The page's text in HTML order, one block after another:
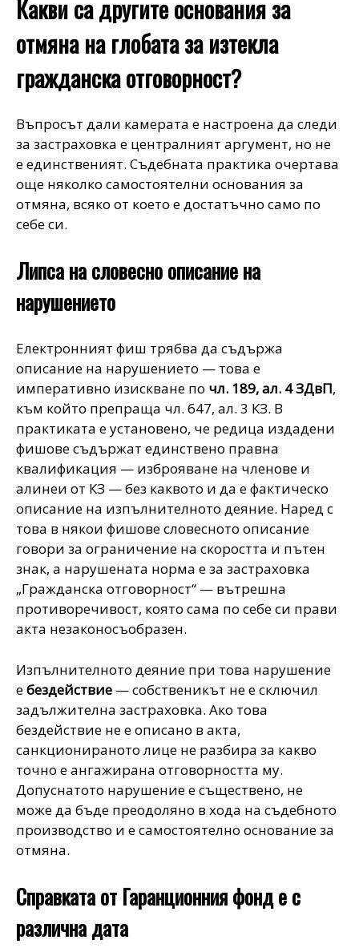
Какви са другите основания за
отмяна на глобата за изтекла
гражданска отговорност?
Въпросът дали камерата е настроена да следи
за застраховка е централният аргумент, но не
е единственият. Съдебната практика очертава
още няколко самостоятелни основания за
отмяна, всяко от което е достатъчно само по
себе си.
Липса на словесно описание на
нарушението
Електронният фиш трябва да съдържа
описание на нарушението — това е
императивно изискване по чл. 189, ал. 4 ЗДвП,
към който препраща чл. 647, ал. 3 КЗ. В
практиката е установено, че редица издадени
фишове съдържат единствено правна
квалификация — изброяване на членове и
алинеи от КЗ — без каквото и да е фактическо
описание на изпълнителното деяние. Наред с
това в някои фишове словесното описание
говори за ограничение на скоростта и пътен
знак, а нарушената норма е за застраховка
„Гражданска отговорност“ — вътрешна
противоречивост, която сама по себе си прави
акта незаконосъобразен.
Изпълнителното деяние при това нарушение
ебездействие — собственикът не е сключил
задължителна застраховка. Ако това
бездействие не е описано в акта,
санкционираното лице не разбира за какво
точно е ангажирана отговорността му.
Допуснатото нарушение е съществено, не
може да бъде преодоляно в хода на съдебното
производство и е самостоятелно основание за
отмяна.
Справката от Гаранционния фонд е с
различна дата